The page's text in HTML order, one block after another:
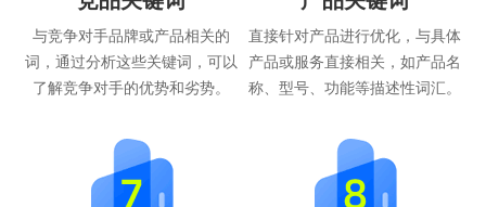
与竞争对手品牌或产品相关的
词，通过分析这些关键词，可以
了解竞争对手的优势和劣势。
直接针对产品进行优化，与具体
产品或服务直接相关，如产品名
称、型号、功能等描述性词汇。